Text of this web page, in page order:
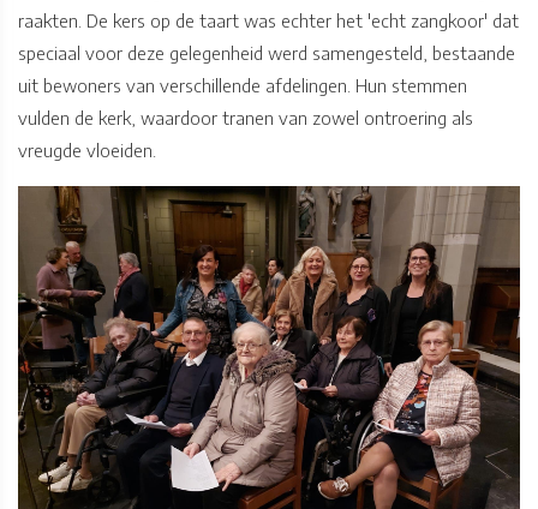
raakten. De kers op de taart was echter het 'echt zangkoor' dat
speciaal voor deze gelegenheid werd samengesteld, bestaande
uit bewoners van verschillende afdelingen. Hun stemmen
vulden de kerk, waardoor tranen van zowel ontroering als
vreugde vloeiden.